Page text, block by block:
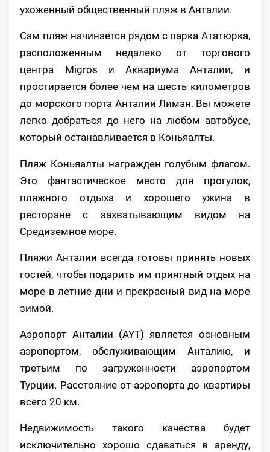
ухоженный общественный пляж в Анталии.
Сам пляж начинается рядом с парка Ататюрка,
расположенным недалеко от торгового
центра Migros и Аквариума Анталии, и
простирается более чем на шесть километров
до морского порта Анталии Лиман. Вы можете
легко добраться до него на любом автобусе,
который останавливается в Коньяалты.
Пляж Коньяалты награжден голубым флагом.
Это фантастическое место для прогулок,
пляжного отдыха и хорошего ужина в
ресторане с захватывающим видом на
Средиземное море.
Пляжи Анталии всегда готовы принять новых
гостей, чтобы подарить им приятный отдых на
море в летние дни и прекрасный вид на море
зимой.
Аэропорт Анталии (AYT) является основным
аэропортом, обслуживающим Анталию, и
третьим по загруженности аэропортом
Турции. Расстояние от аэропорта до квартиры
всего 20 км.
Недвижимость такого качества будет
исключительно хорошо сдаваться в аренду,